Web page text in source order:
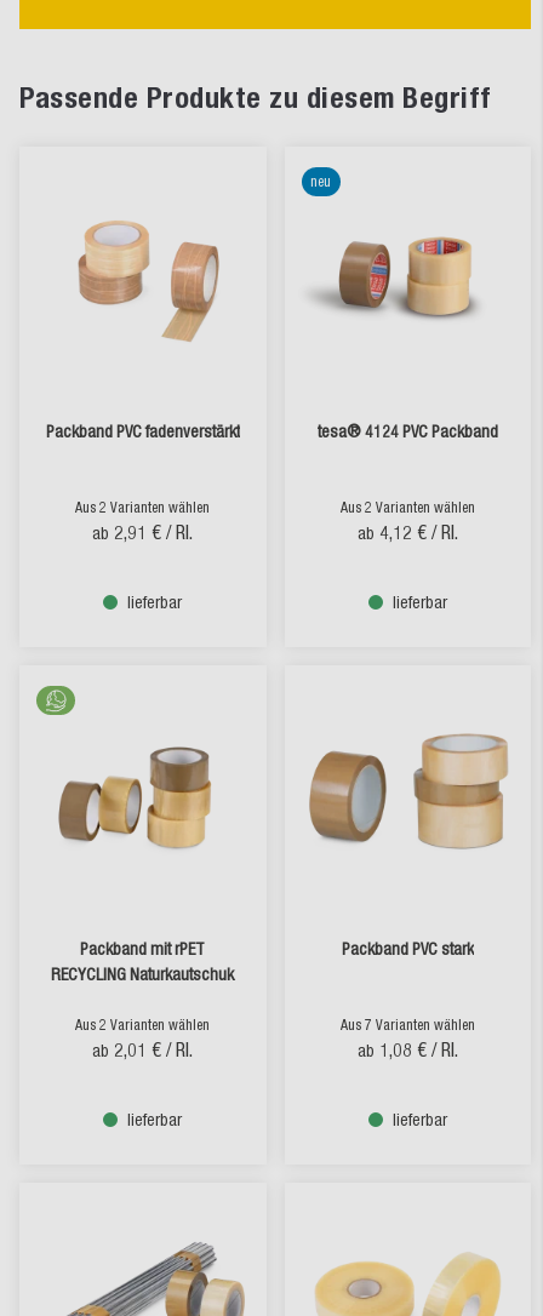
Passende Produkte zu diesem Begriff
Packband PVC fadenverstärkt
Aus 2 Varianten wählen
ab 2,91 € / Rl.
lieferbar
neu
tesa® 4124 PVC Packband
Aus 2 Varianten wählen
ab 4,12 € / Rl.
lieferbar
Packband mit rPET
RECYCLING Naturkautschuk
Aus 2 Varianten wählen
ab 2,01 € / Rl.
lieferbar
Packband PVC stark
Aus 7 Varianten wählen
ab 1,08 € / Rl.
lieferbar